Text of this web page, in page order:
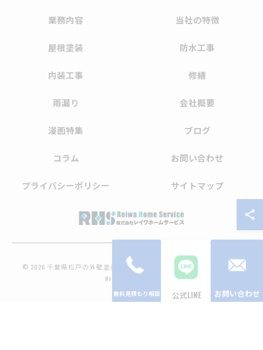
公式LINE お問い合わせ
業務内容 当社の特徴
屋根塗装 防水工事
内装工事 修繕
雨漏り 会社概要
漫画特集 ブログ
コラム お問い合わせ
プライバシーポリシー サイトマップ
© 2026 千葉県松戸の外壁塗装なら株式会社レイワホームサービス ALL
RIGHTS RESERVED.